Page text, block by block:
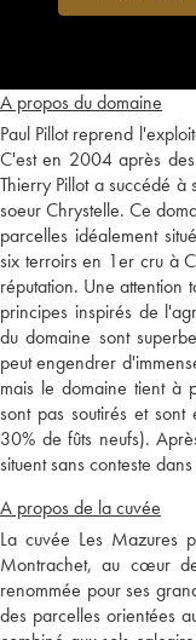
A propos du domaine
Paul Pillot reprend
C'est en 2004 après
Thierry Pillot a succédé
soeur Chrystelle. Ce
parcelles idéalement
six terroirs en 1er cru à
réputation. Une attention
principes inspirés de
du domaine sont
peut engendrer
mais le domaine tient à
sont pas soutirés et
30% de fûts neufs).
situent sans conteste
A propos de la cuvée
La cuvée Les Mazures
Montrachet, au cœur
renommée pour ses
des parcelles orientées